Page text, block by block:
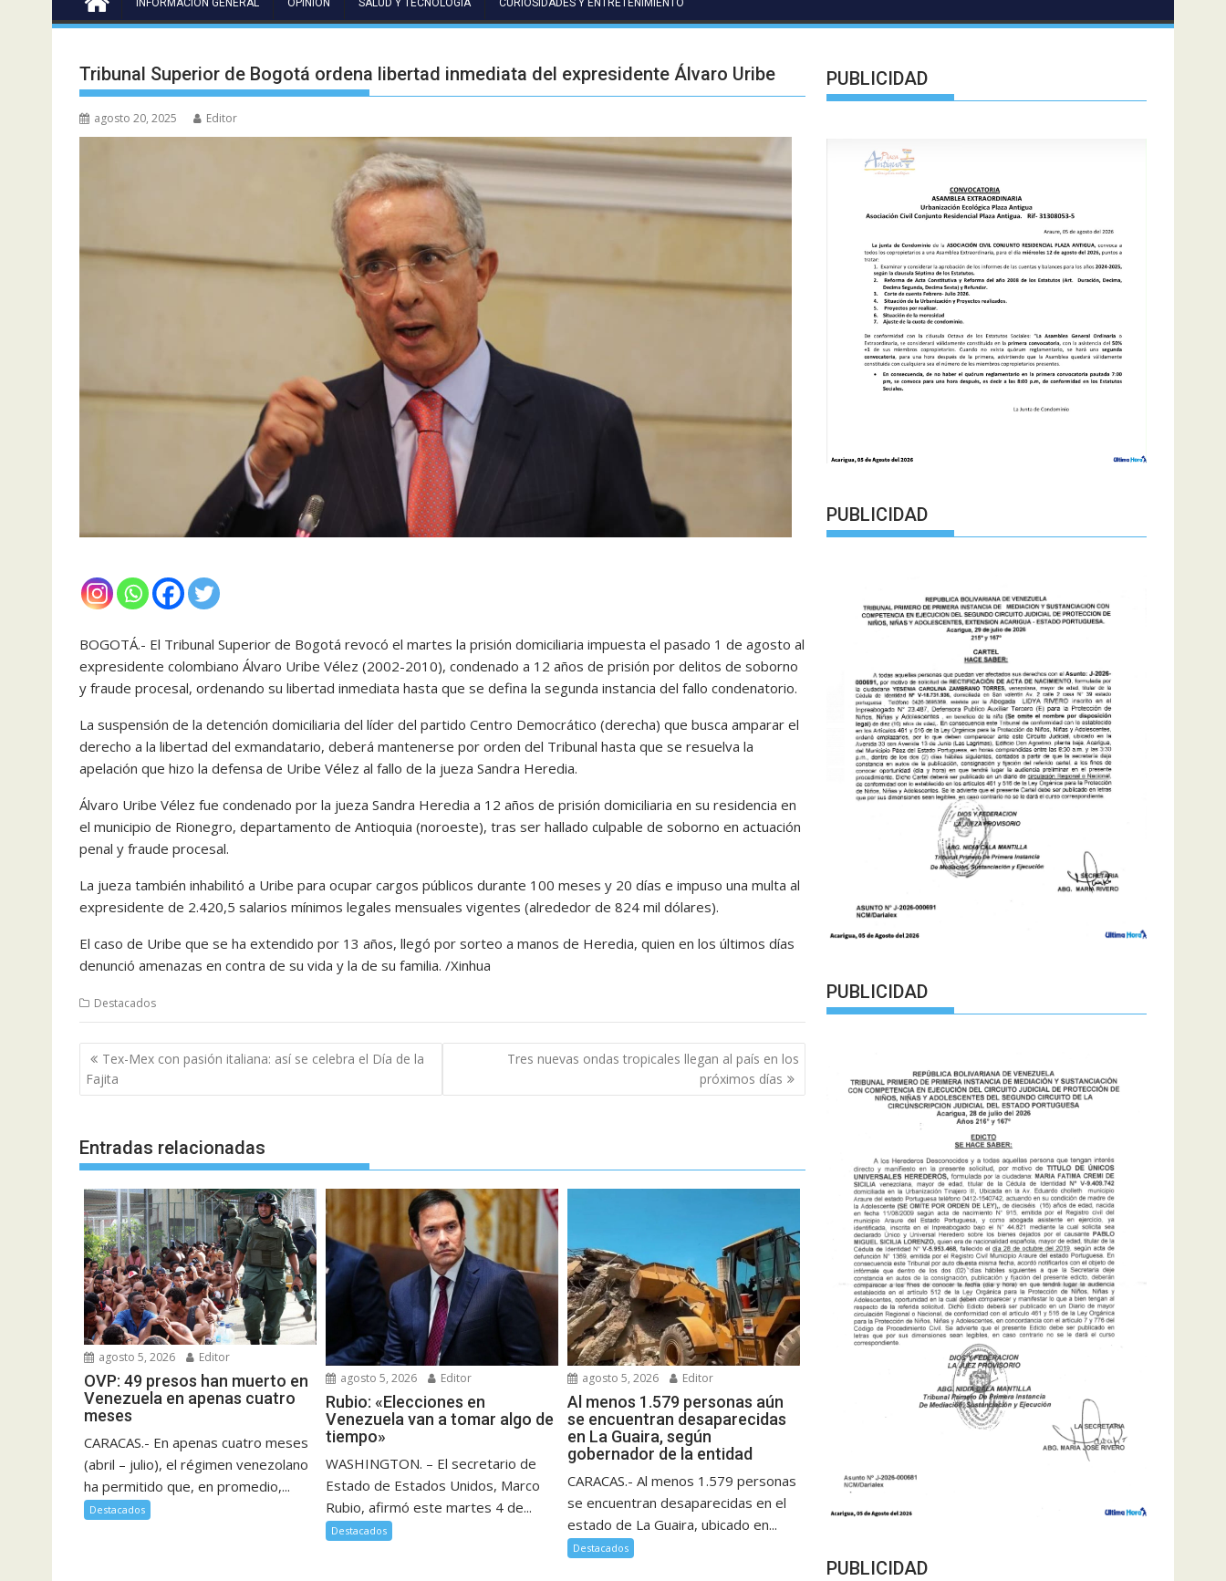
Tribunal Superior de Bogotá ordena libertad inmediata del expresidente Álvaro Uribe
agosto 20, 2025 Editor
BOGOTÁ.- El Tribunal Superior de Bogotá revocó el martes la prisión domiciliaria impuesta el pasado 1 de agosto al
expresidente colombiano Álvaro Uribe Vélez (2002-2010), condenado a 12 años de prisión por delitos de soborno
y fraude procesal, ordenando su libertad inmediata hasta que se defina la segunda instancia del fallo condenatorio.
La suspensión de la detención domiciliaria del líder del partido Centro Democrático (derecha) que busca amparar el
derecho a la libertad del exmandatario, deberá mantenerse por orden del Tribunal hasta que se resuelva la
apelación que hizo la defensa de Uribe Vélez al fallo de la jueza Sandra Heredia.
Álvaro Uribe Vélez fue condenado por la jueza Sandra Heredia a 12 años de prisión domiciliaria en su residencia en
el municipio de Rionegro, departamento de Antioquia (noroeste), tras ser hallado culpable de soborno en actuación
penal y fraude procesal.
La jueza también inhabilitó a Uribe para ocupar cargos públicos durante 100 meses y 20 días e impuso una multa al
expresidente de 2.420,5 salarios mínimos legales mensuales vigentes (alrededor de 824 mil dólares).
El caso de Uribe que se ha extendido por 13 años, llegó por sorteo a manos de Heredia, quien en los últimos días
denunció amenazas en contra de su vida y la de su familia. /Xinhua
Destacados
Navegación
de
entradas
Tex-Mex con pasión italiana: así se celebra el Día de la
Fajita
Tres nuevas ondas tropicales llegan al país en los
próximos días
Entradas relacionadas
agosto 5, 2026 Editor
OVP: 49 presos han muerto en
Venezuela en apenas cuatro
meses
CARACAS.- En apenas cuatro meses
(abril – julio), el régimen venezolano
ha permitido que, en promedio,...
Destacados
agosto 5, 2026 Editor
Rubio: «Elecciones en
Venezuela van a tomar algo de
tiempo»
WASHINGTON. – El secretario de
Estado de Estados Unidos, Marco
Rubio, afirmó este martes 4 de...
Destacados
agosto 5, 2026 Editor
Al menos 1.579 personas aún
se encuentran desaparecidas
en La Guaira, según
gobernador de la entidad
CARACAS.- Al menos 1.579 personas
se encuentran desaparecidas en el
estado de La Guaira, ubicado en...
Destacados
PUBLICIDAD
PUBLICIDAD
PUBLICIDAD
PUBLICIDAD